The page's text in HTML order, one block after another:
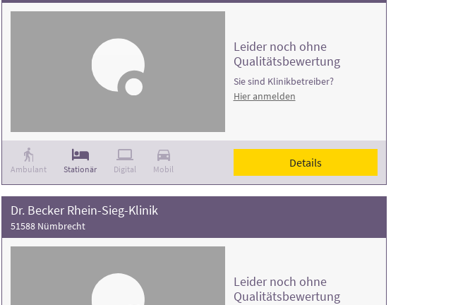
Ambulant Stationär Digital Mobil
Leider noch ohne
Qualitätsbewertung
Sie sind Klinikbetreiber?
Hier anmelden
Details
Dr. Becker Rhein-Sieg-Klinik
51588 Nümbrecht
Leider noch ohne
Qualitätsbewertung